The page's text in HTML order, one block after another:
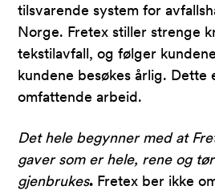
tilsvarende system for
Norge. Fretex stiller strenge
tekstilavfall, og følger
kundene besøkes årlig. Dette
omfattende arbeid.
Det hele begynner med at
gaver som er hele, rene og
gjenbrukes.Fretex ber ikke